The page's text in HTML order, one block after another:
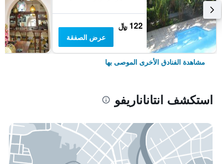
122 ﷼
عرض الصفقة
مشاهدة الفنادق الأخرى الموصى بها
استكشف انتاناناريفو